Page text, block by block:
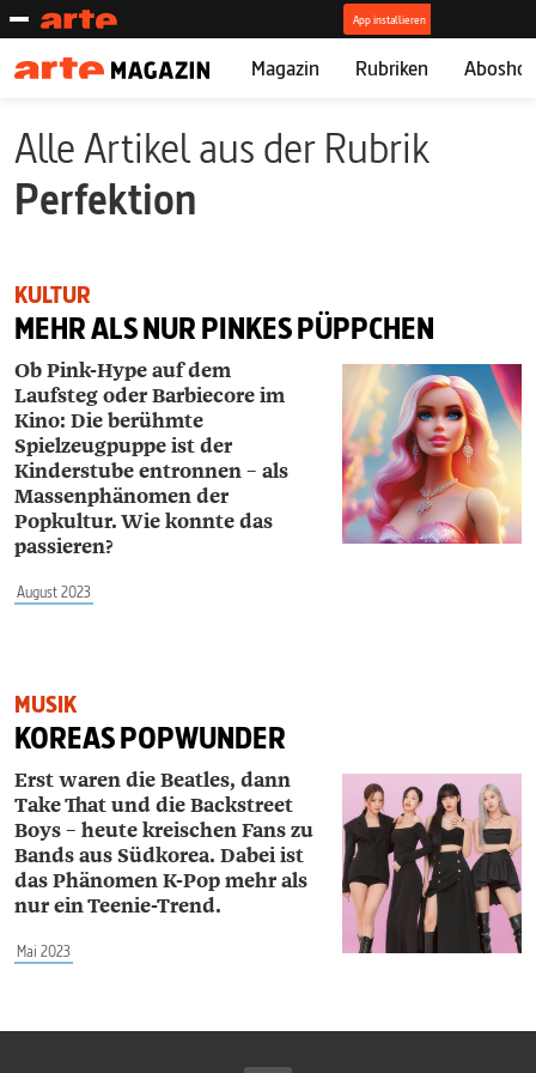
Magazin Rubriken
Alle Artikel aus der Rubrik
Perfektion
KULTUR
MEHR ALS NUR PINKES PÜPPCHEN
Ob Pink-Hype auf dem
Laufsteg oder Barbiecore im
Kino: Die berühmte
Spielzeugpuppe ist der
Kinderstube entronnen – als
Massenphänomen der
Popkultur. Wie konnte das
passieren?
August 2023
MUSIK
KOREAS POPWUNDER
Erst waren die Beatles, dann
Take That und die Backstreet
Boys – heute kreischen Fans zu
Bands aus Südkorea. Dabei ist
das Phänomen K-Pop mehr als
nur ein Teenie-Trend.
Mai 2023